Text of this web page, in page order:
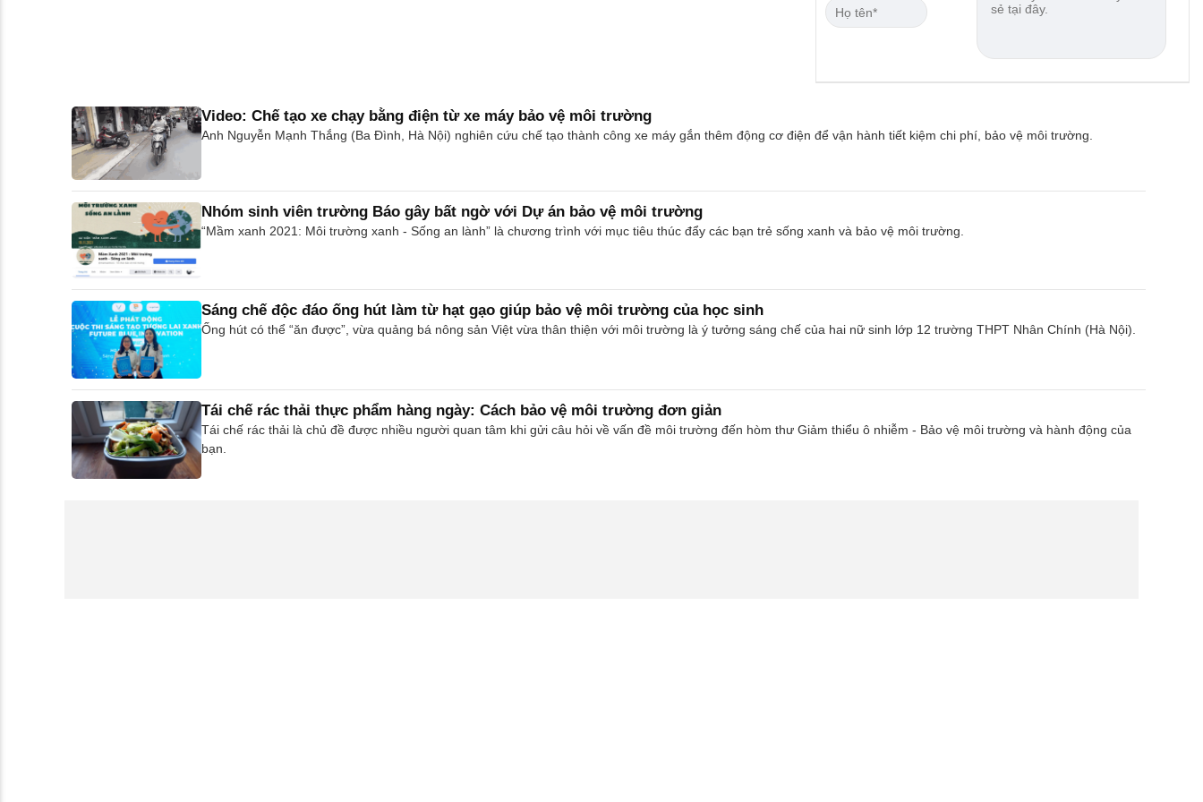
Video: Chế tạo xe chạy bằng điện từ xe máy bảo vệ môi trường
Anh Nguyễn Mạnh Thắng (Ba Đình, Hà Nội) nghiên cứu chế tạo thành công xe máy gắn thêm động cơ điện để vận hành tiết kiệm chi phí, bảo vệ môi trường.
Nhóm sinh viên trường Báo gây bất ngờ với Dự án bảo vệ môi trường
“Mầm xanh 2021: Môi trường xanh - Sống an lành” là chương trình với mục tiêu thúc đẩy các bạn trẻ sống xanh và bảo vệ môi trường.
Sáng chế độc đáo ống hút làm từ hạt gạo giúp bảo vệ môi trường của học sinh
Ống hút có thể “ăn được”, vừa quảng bá nông sản Việt vừa thân thiện với môi trường là ý tưởng sáng chế của hai nữ sinh lớp 12 trường THPT Nhân Chính (Hà Nội).
Tái chế rác thải thực phẩm hàng ngày: Cách bảo vệ môi trường đơn giản
Tái chế rác thải là chủ đề được nhiều người quan tâm khi gửi câu hỏi về vấn đề môi trường đến hòm thư Giảm thiểu ô nhiễm - Bảo vệ môi trường và hành động của
bạn.